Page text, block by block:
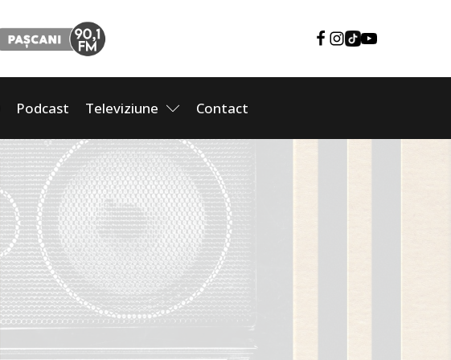
Podcast Televiziune Contact